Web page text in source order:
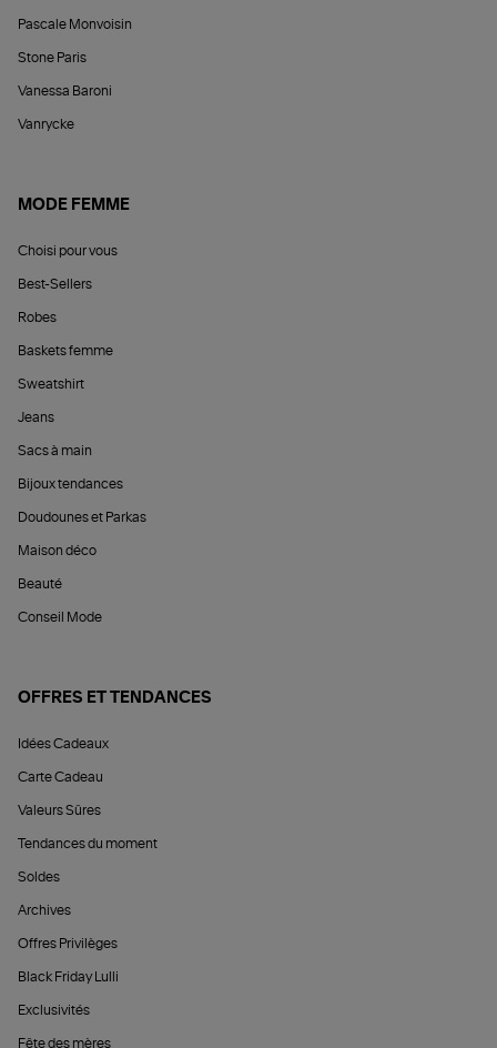
Pascale Monvoisin
Stone Paris
Vanessa Baroni
Vanrycke
MODE FEMME
Choisi pour vous
Best-Sellers
Robes
Baskets femme
Sweatshirt
Jeans
Sacs à main
Bijoux tendances
Doudounes et Parkas
Maison déco
Beauté
Conseil Mode
OFFRES ET TENDANCES
Idées Cadeaux
Carte Cadeau
Valeurs Sûres
Tendances du moment
Soldes
Archives
Offres Privilèges
Black Friday Lulli
Exclusivités
Fête des mères